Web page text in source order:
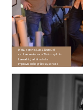
De iz. a drcha. Luis Lázaro, el
capitán en Arranca Thelma y Luis
Lamadrid, artista de la
improvisación gráfica y sonora.